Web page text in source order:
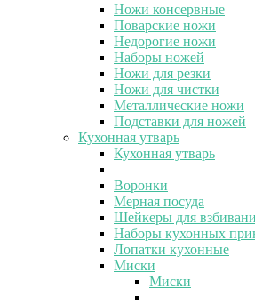
Ножи консервные
Поварские ножи
Недорогие ножи
Наборы ножей
Ножи для резки
Ножи для чистки
Металлические ножи
Подставки для ножей
Кухонная утварь
Кухонная утварь
Воронки
Мерная посуда
Шейкеры для
Наборы кухонных
Лопатки кухонные
Миски
Миски